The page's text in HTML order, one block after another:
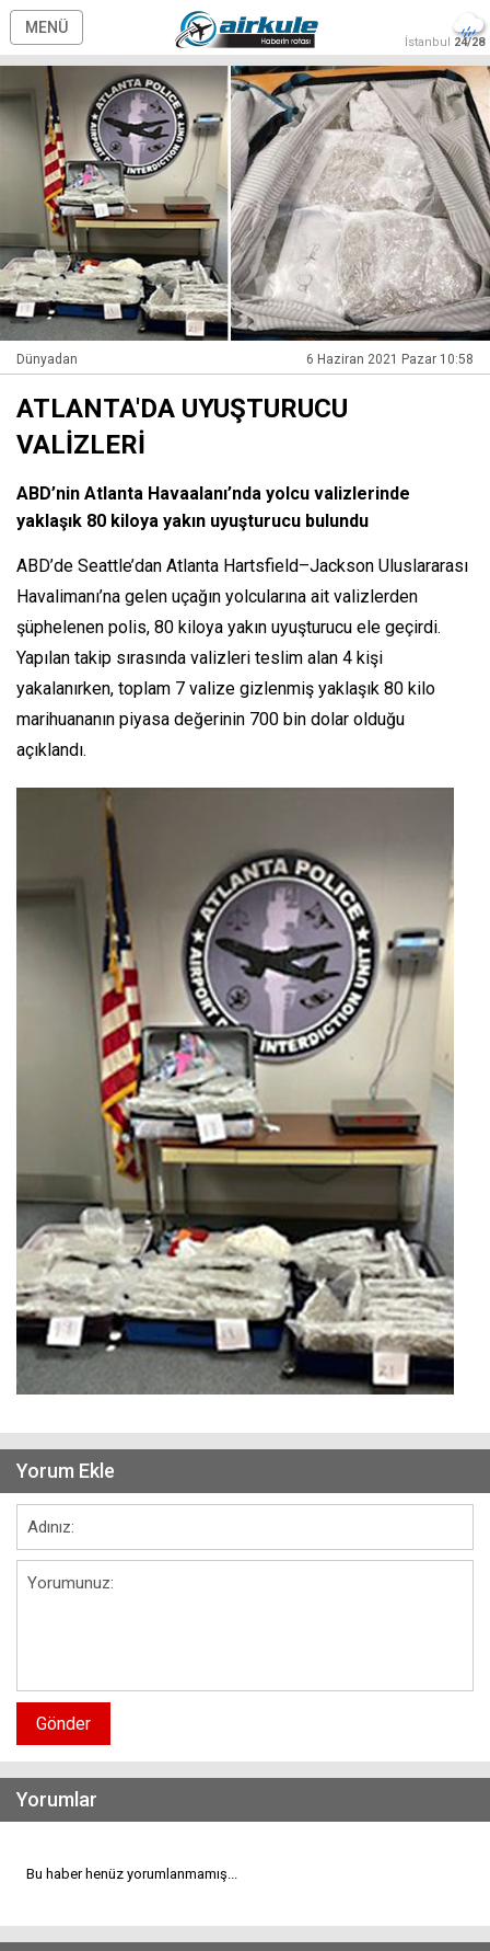
MENÜ
İstanbul 24/28
Dünyadan 6 Haziran 2021 Pazar 10:58
ATLANTA'DA UYUŞTURUCU
VALİZLERİ
ABD’nin Atlanta Havaalanı’nda yolcu valizlerinde
yaklaşık 80 kiloya yakın uyuşturucu bulundu
ABD’de Seattle’dan Atlanta Hartsfield–Jackson Uluslararası
Havalimanı’na gelen uçağın yolcularına ait valizlerden
şüphelenen polis, 80 kiloya yakın uyuşturucu ele geçirdi.
Yapılan takip sırasında valizleri teslim alan 4 kişi
yakalanırken, toplam 7 valize gizlenmiş yaklaşık 80 kilo
marihuananın piyasa değerinin 700 bin dolar olduğu
açıklandı.
Yorum Ekle
Gönder
Yorumlar
Bu haber henüz yorumlanmamış...